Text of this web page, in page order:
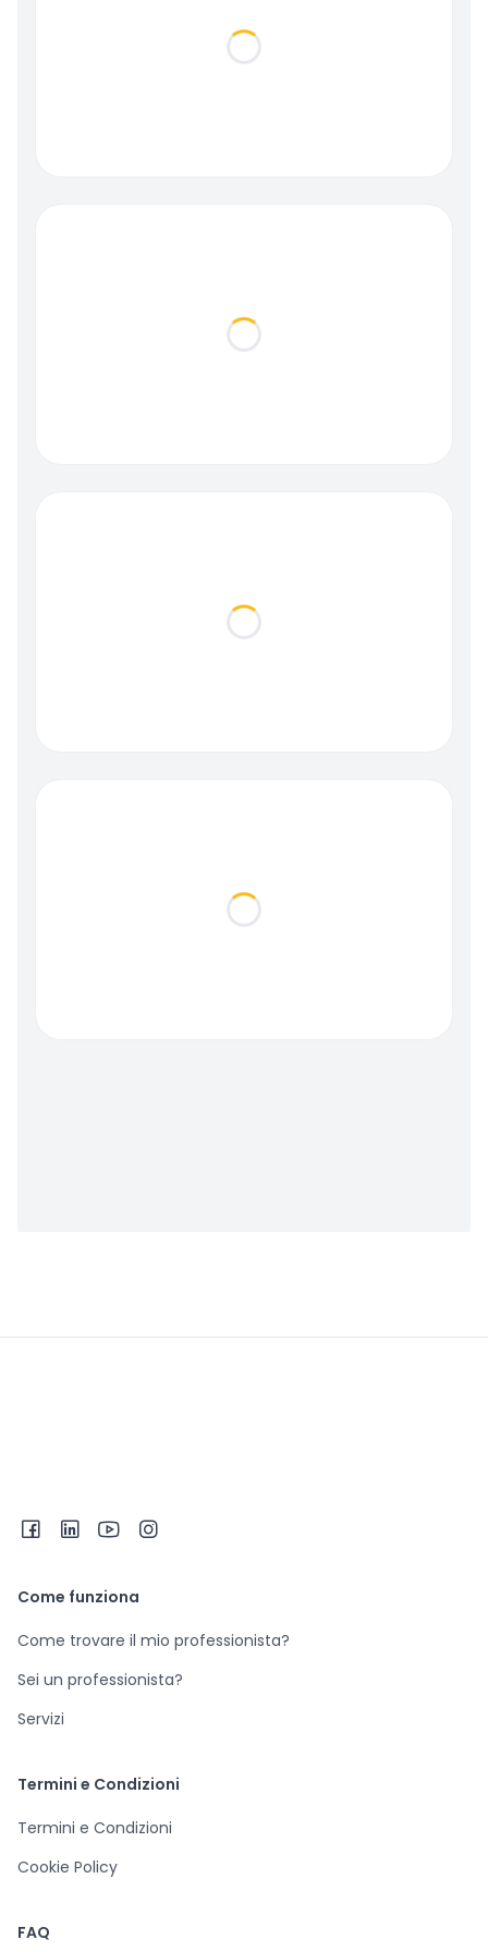
Loading...
Loading...
Loading...
Loading...
Come funziona
Come trovare il mio professionista?
Sei un professionista?
Servizi
Termini e Condizioni
Termini e Condizioni
Cookie Policy
FAQ